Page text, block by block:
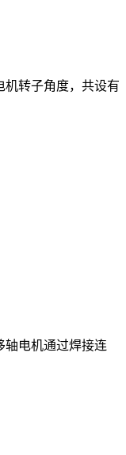
机转子角度，共设有
轴电机通过焊接连